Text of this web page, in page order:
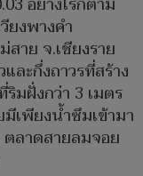
ยงพางคำ
าย จ.เชียงราย
ละกึ่งถาวรที่สร้าง
มฝั่งกว่า 3 เมตร
เพียงน้ำซึมเข้ามา
ลาดสายลมจอย